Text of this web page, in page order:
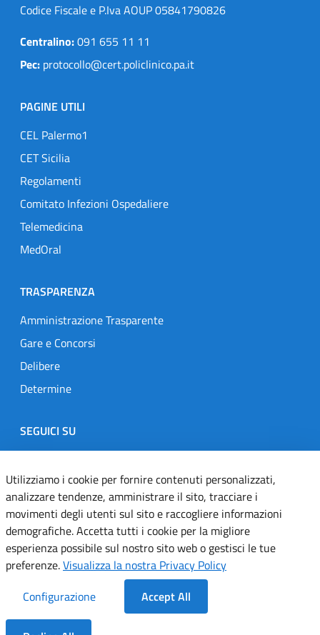
Codice Fiscale e P.Iva AOUP 05841790826
Centralino:091 655 11 11
Pec: protocollo@cert.policlinico.pa.it
PAGINE UTILI
CEL Palermo1
CET Sicilia
Regolamenti
Comitato Infezioni Ospedaliere
Telemedicina
MedOral
TRASPARENZA
Amministrazione Trasparente
Gare e Concorsi
Delibere
Determine
SEGUICI SU
Designers Italia
TwitterInstagramYoutubeLinkedin
Dichiarazione di accessibilità
Informativa cookie
Note legali
Utilizziamo i cookie per fornire contenuti personalizzati,
analizzare tendenze, amministrare il sito, tracciare i
movimenti degli utenti sul sito e raccogliere informazioni
demografiche. Accetta tutti i cookie per la migliore
esperienza possibile sul nostro sito web o gestisci le tue
preferenze.Visualizza la nostra Privacy Policy
Configurazione
Accept All